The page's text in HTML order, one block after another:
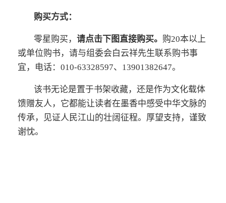
购买方式：
零星购买， 请点击下图直接购买。 购20本以上
或单位购书，请与组委会白云祥先生联系购书事
宜，电话：010-63328597、13901382647。
该书无论是置于书架收藏，还是作为文化载体
馈赠友人，它都能让读者在墨香中感受中华文脉的
传承，见证人民江山的壮阔征程。厚望支持，谨致
谢忱。